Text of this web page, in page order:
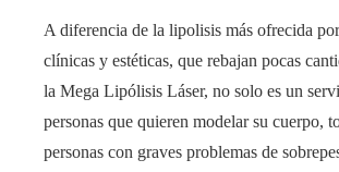
A diferencia de la lipolisis más ofrecida
clínicas y estéticas, que rebajan pocas
la Mega Lipólisis Láser, no solo es un
personas que quieren modelar su cuerpo,
personas con graves problemas de